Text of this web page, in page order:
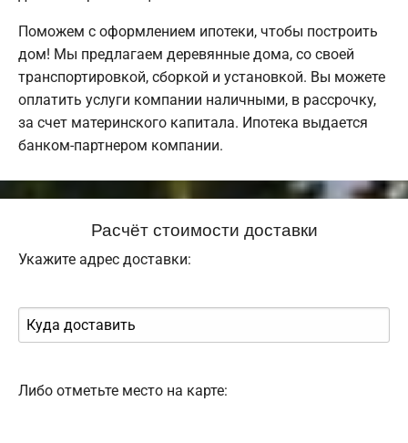
Поможем с оформлением ипотеки, чтобы построить
дом! Мы предлагаем деревянные дома, со своей
транспортировкой, сборкой и установкой. Вы можете
оплатить услуги компании наличными, в рассрочку,
за счет материнского капитала. Ипотека выдается
банком-партнером компании.
Расчёт стоимости доставки
Укажите адрес доставки:
Либо отметьте место на карте: